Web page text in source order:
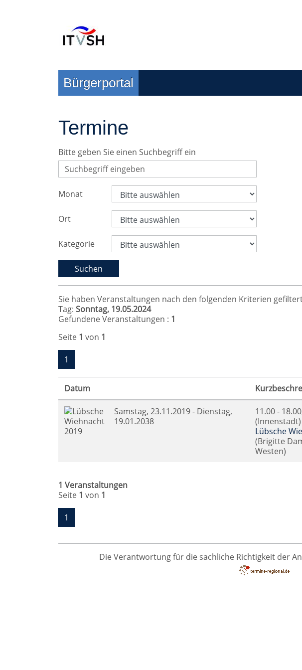
Bürgerportal
Termine
Bitte geben Sie einen Suchbegriff ein
Monat
Ort
Kategorie
Sie haben Veranstaltungen nach den folgenden Kriterien
Tag: Sonntag, 19.05.2024
Gefundene Veranstaltungen : 1
Seite 1 von 1
1
Datum
Samstag, 23.11.2019 - Dienstag,
19.01.2038
11.00 -
(Innenstadt)
Lübsche
(Brigitte
Westen)
1 Veranstaltungen
Seite 1 von 1
1
Die Verantwortung für die sachliche Richtigkeit der